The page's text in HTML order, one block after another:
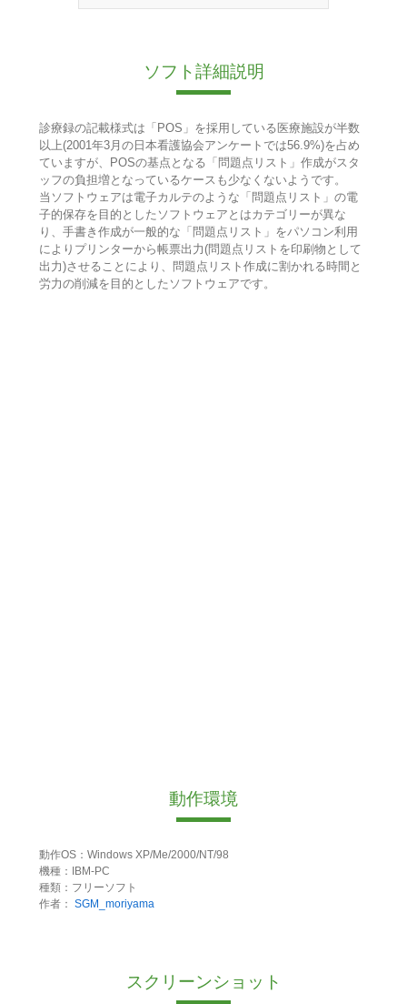
ソフト詳細説明
診療録の記載様式は「POS」を採用している医療施設が半数
以上(2001年3月の日本看護協会アンケートでは56.9%)を占め
ていますが、POSの基点となる「問題点リスト」作成がスタ
ッフの負担増となっているケースも少なくないようです。
当ソフトウェアは電子カルテのような「問題点リスト」の電
子的保存を目的としたソフトウェアとはカテゴリーが異な
り、手書き作成が一般的な「問題点リスト」をパソコン利用
によりプリンターから帳票出力(問題点リストを印刷物として
出力)させることにより、問題点リスト作成に割かれる時間と
労力の削減を目的としたソフトウェアです。
動作環境
動作OS：Windows XP/Me/2000/NT/98
機種：IBM-PC
種類：フリーソフト
作者： SGM_moriyama
スクリーンショット